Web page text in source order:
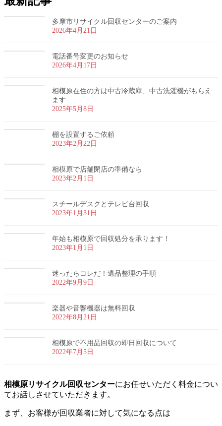
多摩市リサイクル回収センターのご案内
2026年4月21日
電話番号変更のお知らせ
2026年4月17日
相模原在住の方は中古冷蔵庫、中古洗濯機がもらえ
ます
2025年5月8日
棚を設置するご依頼
2023年2月22日
相模原で店舗閉店の準備なら
2023年2月1日
スチールデスクとテレビ台回収
2023年1月31日
年始も相模原で回収処分を承ります！
2023年1月1日
迷ったらコレだ！遺品整理の手順
2022年9月9日
楽器や音響機器は無料回収
2022年8月21日
相模原で不用品回収の即日回収について
2022年7月5日
相模原リサイクル回収センターにお任せいただく料金につい
てお話しさせていただきます。
まず、お客様が回収業者に対して気になる点は